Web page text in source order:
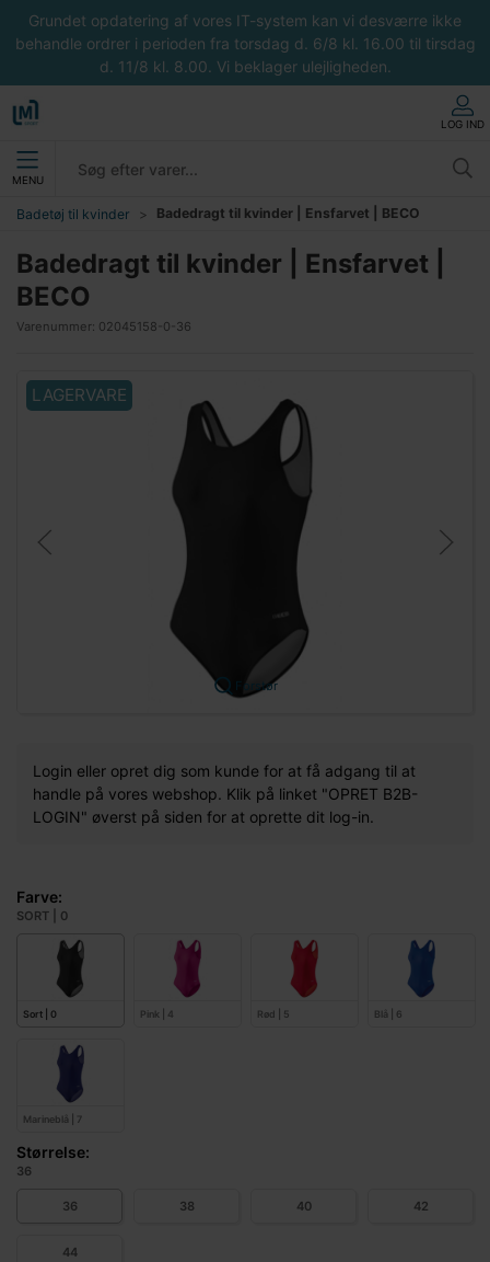
Grundet opdatering af vores IT-system kan vi desværre ikke
behandle ordrer i perioden fra torsdag d. 6/8 kl. 16.00 til tirsdag
d. 11/8 kl. 8.00. Vi beklager ulejligheden.
LOG IND
MENU
Badetøj til kvinder Badedragt til kvinder | Ensfarvet | BECO
Badedragt til kvinder | Ensfarvet |
BECO
Varenummer: 02045158-0-36
LAGERVARE
Forstør
Login eller opret dig som kunde for at få adgang til at
handle på vores webshop. Klik på linket "OPRET B2B-
LOGIN" øverst på siden for at oprette dit log-in.
Farve:
SORT | 0
Sort | 0 Pink | 4 Rød | 5 Blå | 6
Marineblå | 7
Størrelse:
36
36 38 40 42
44